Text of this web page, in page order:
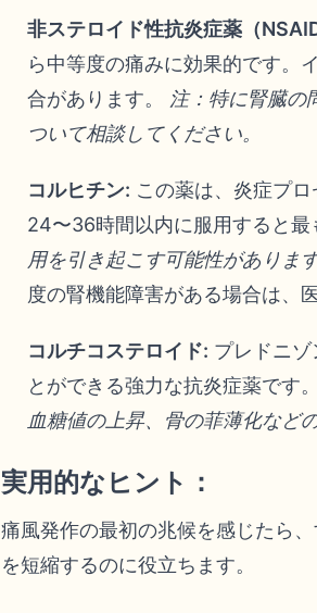
非ステロイド性抗炎症薬（
ら中等度の痛みに効果的です。
合があります。 注：特に腎臓の
ついて相談してください。
コルヒチン: この薬は、炎症プ
24〜36時間以内に服用すると最
用を引き起こす可能性がありま
度の腎機能障害がある場合は、
コルチコステロイド: プレドニ
とができる強力な抗炎症薬です。
血糖値の上昇、骨の菲薄化など
実用的なヒント：
痛風発作の最初の兆候を感じたら
を短縮するのに役立ちます。